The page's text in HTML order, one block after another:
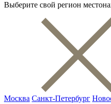
Выберите свой регион
Москва Санкт-Петербург